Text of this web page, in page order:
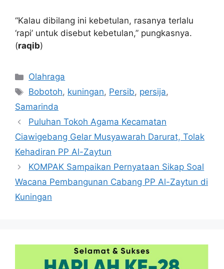
“Kalau dibilang ini kebetulan, rasanya terlalu
‘rapi’ untuk disebut kebetulan,” pungkasnya.
(raqib)
Kategori
Olahraga
Tag
Bobotoh, kuningan, Persib, persija,
Samarinda
Puluhan Tokoh Agama Kecamatan
Ciawigebang Gelar Musyawarah Darurat, Tolak
Kehadiran PP Al-Zaytun
KOMPAK Sampaikan Pernyataan Sikap Soal
Wacana Pembangunan Cabang PP Al-Zaytun di
Kuningan